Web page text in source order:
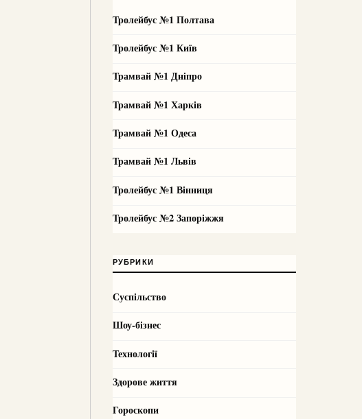
Тролейбус №1 Полтава
Тролейбус №1 Київ
Трамвай №1 Дніпро
Трамвай №1 Харків
Трамвай №1 Одеса
Трамвай №1 Львів
Тролейбус №1 Вінниця
Тролейбус №2 Запоріжжя
РУБРИКИ
Суспільство
Шоу-бізнес
Технології
Здорове життя
Гороскопи